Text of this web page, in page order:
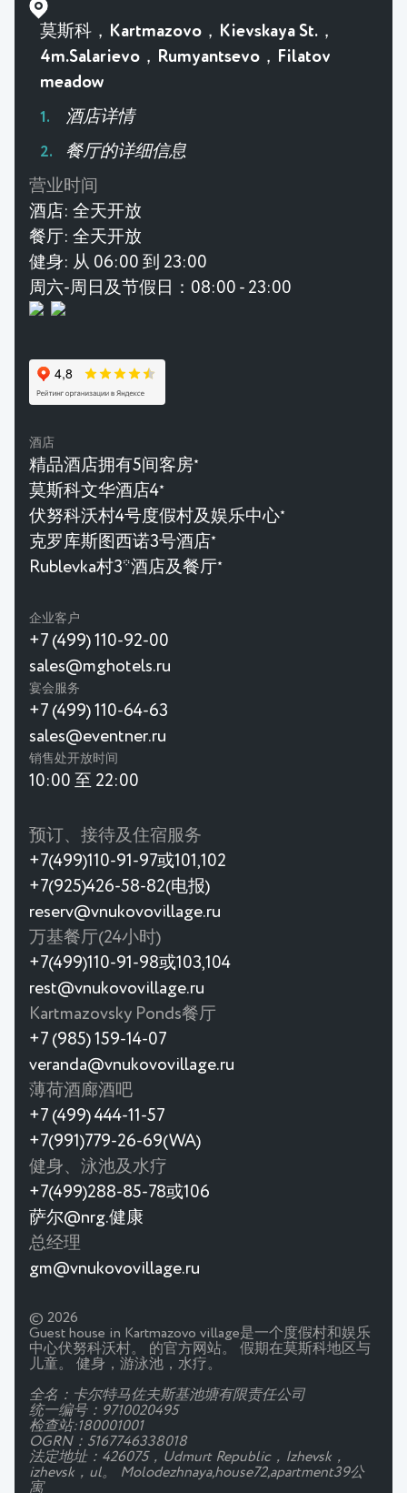
莫斯科，Kartmazovo，Kievskaya St.，
4m.Salarievo，Rumyantsevo，Filatov
meadow
酒店详情
餐厅的详细信息
营业时间
酒店: 全天开放
餐厅: 全天开放
健身: 从 06:00 到 23:00
周六-周日及节假日：08:00 - 23:00
酒店
精品酒店拥有5间客房★
莫斯科文华酒店4★
伏努科沃村4号度假村及娱乐中心★
克罗库斯图西诺3号酒店 ★
Rublevka村3*酒店及餐厅★
企业客户
+7 (499) 110-92-00
sales@mghotels.ru
宴会服务
+7 (499) 110-64-63
sales@eventner.ru
销售处开放时间
10:00 至 22:00
预订、接待及住宿服务
+7(499)110-91-97或101,102
+7(925)426-58-82(电报)
reserv@vnukovovillage.ru
万基餐厅(24小时)
+7(499)110-91-98或103,104
rest@vnukovovillage.ru
Kartmazovsky Ponds餐厅
+7 (985) 159-14-07
veranda@vnukovovillage.ru
薄荷酒廊酒吧
+7 (499) 444-11-57
+7(991)779-26-69(WA)
健身、泳池及水疗
+7(499)288-85-78或106
萨尔@nrg.健康
总经理
gm@vnukovovillage.ru
© 2026
Guest house in Kartmazovo village是一个度假村和娱乐
中心伏努科沃村。 的官方网站。 假期在莫斯科地区与
儿童。 健身，游泳池，水疗。
全名：卡尔特马佐夫斯基池塘有限责任公司
统一编号：9710020495
检查站:180001001
OGRN：5167746338018
法定地址：426075，Udmurt Republic，Izhevsk，
izhevsk，ul。 Molodezhnaya,house72,apartment39公
寓